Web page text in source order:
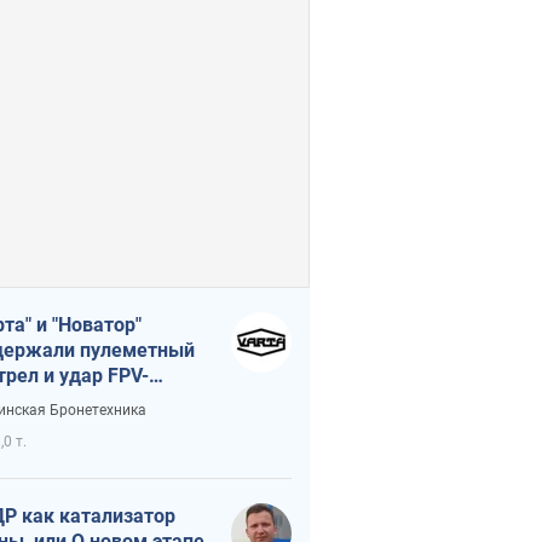
и "Новатор"
пулеметный
и удар FPV-
сохранив жизнь
Бронетехника
т.
как катализатор